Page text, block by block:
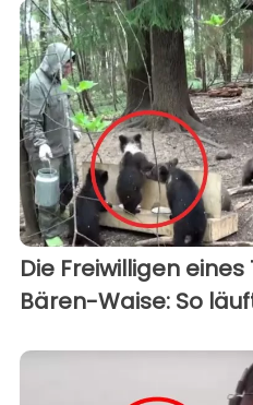
Die Freiwilligen
Bären-Waise: So